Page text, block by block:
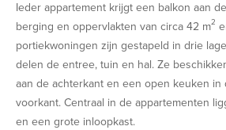
Ieder appartement krijgt een balkon aan
berging en oppervlakten van circa 42 m2
portiekwoningen zijn gestapeld in drie
delen de entree, tuin en hal. Ze
aan de achterkant en een open keuken in
voorkant. Centraal in de appartementen
en een grote inloopkast.